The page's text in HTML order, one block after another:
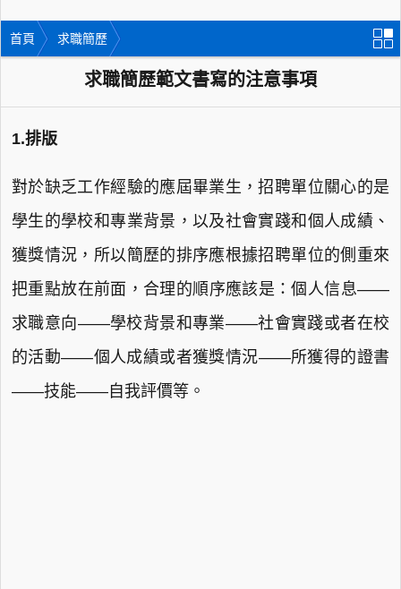
首頁 求職簡歷
求職簡歷範文書寫的注意事項
1.排版
對於缺乏工作經驗的應屆畢業生，招聘單位關心的是
學生的學校和專業背景，以及社會實踐和個人成績、
獲獎情況，所以簡歷的排序應根據招聘單位的側重來
把重點放在前面，合理的順序應該是：個人信息——
求職意向——學校背景和專業——社會實踐或者在校
的活動——個人成績或者獲獎情況——所獲得的證書
——技能——自我評價等。